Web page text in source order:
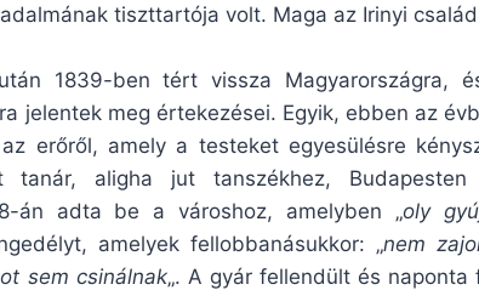
tiszttartója volt. Maga az Irinyi
1839-ben tért vissza Magyarországra,
jelentek meg értekezései. Egyik, ebben az
erőről, amely a testeket egyesülésre
aligha jut tanszékhez, Budapesten
án adta be a városhoz, amelyben „oly
amelyek fellobbanásukkor: „nem
sem csinálnak„. A gyár fellendült és